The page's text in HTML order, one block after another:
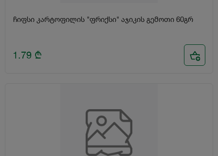
ჩიფსი კარტოფილის "ფრიქსი" აჯიკის გემოთი 60გრ
1.79 ₾